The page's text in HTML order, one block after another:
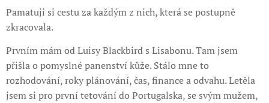
Pamatuji si cestu za každým z nich, která se postupně
zkracovala.
Prvním mám od Luisy Blackbird s Lisabonu. Tam jsem
přišla o pomyslné panenství kůže. Stálo mne to
rozhodování, roky plánování, čas, finance a odvahu. Letěla
jsem si pro první tetování do Portugalska, se svým mužem,